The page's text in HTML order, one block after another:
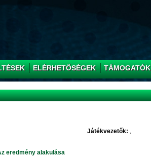
ELÉRHETŐSÉGEK TÁMOGATÓK
Játékvezetők: ,
eredmény alakulása